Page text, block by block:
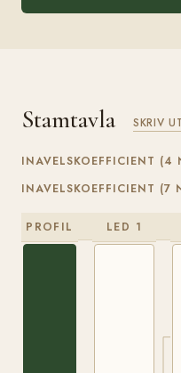
Stamtavla SKRIV
INAVELSKOEFFICIENT (4
INAVELSKOEFFICIENT (7
PROFIL LED 1